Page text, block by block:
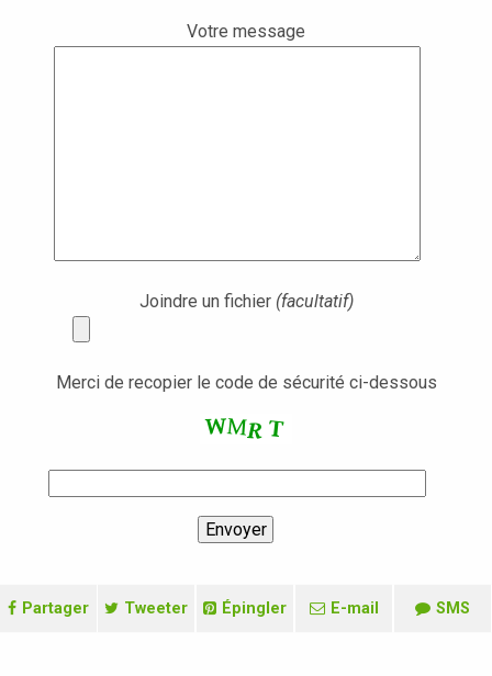
Votre message
Joindre un fichier (facultatif)
Merci de recopier le code de sécurité ci-dessous
Partager Tweeter Épingler E-mail SMS